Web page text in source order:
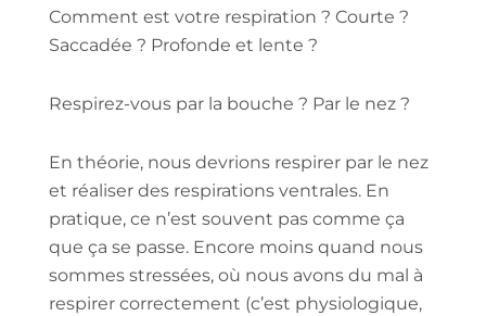
Comment est votre respiration ? Courte ?
Saccadée ? Profonde et lente ?
Respirez-vous par la bouche ? Par le nez ?
En théorie, nous devrions respirer par le nez
et réaliser des respirations ventrales. En
pratique, ce n’est souvent pas comme ça
que ça se passe. Encore moins quand nous
sommes stressées, où nous avons du mal à
respirer correctement (c’est physiologique,